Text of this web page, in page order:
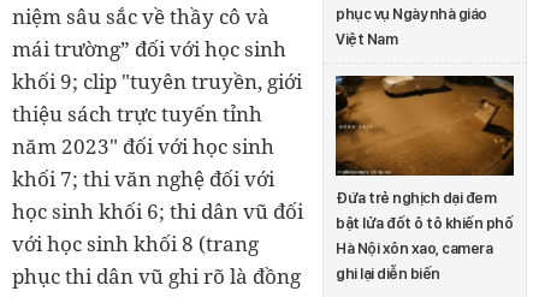
phục vụ Ngày nhà giáo
Việt Nam
Đứa trẻ nghịch dại đem
bật lửa đốt ô tô khiến phố
Hà Nội xôn xao, camera
ghi lại diễn biến
niệm sâu sắc về thầy cô và
mái trường” đối với học sinh
khối 9; clip "tuyên truyền, giới
thiệu sách trực tuyến tỉnh
năm 2023" đối với học sinh
khối 7; thi văn nghệ đối với
học sinh khối 6; thi dân vũ đối
với học sinh khối 8 (trang
phục thi dân vũ ghi rõ là đồng